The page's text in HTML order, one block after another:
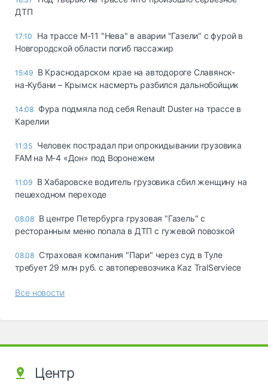
ДТП
17:10
На трассе М-11 "Нева" в аварии "Газели" с фурой в
Новгородской области погиб пассажир
15:49 В Краснодарском крае на автодороге Славянск-
на-Кубани – Крымск насмерть разбился дальнобойщик
14:08 Фура подмяла под себя Renault Duster на трассе в
Карелии
11:35 Человек пострадал при опрокидывании грузовика
FAM на М-4 «Дон» под Воронежем
11:09 В Хабаровске водитель грузовика сбил женщину на
пешеходном переходе
08.08 В центре Петербурга грузовая "Газель" с
ресторанным меню попала в ДТП с гужевой повозкой
08.08 Страховая компания "Пари" через суд в Туле
требует 29 млн руб. с автоперевозчика Kaz TralServiece
Все новости
Центр